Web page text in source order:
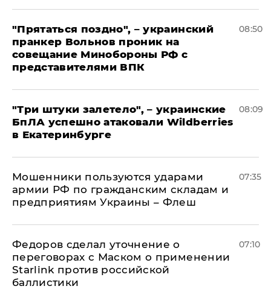
"Прятаться поздно", – украинский
пранкер Вольнов проник на
совещание Минобороны РФ с
представителями ВПК
08:50
"Три штуки залетело", – украинские
БпЛА успешно атаковали Wildberries
в Екатеринбурге
08:09
Мошенники пользуются ударами
армии РФ по гражданским складам и
предприятиям Украины – Флеш
07:35
Федоров сделал уточнение о
переговорах с Маском о применении
Starlink против российской
баллистики
07:10